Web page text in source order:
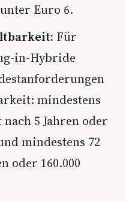
Euro 6.
Für
in-Hybride
mindestens
5 Jahren oder
mindestens 72
oder 160.000